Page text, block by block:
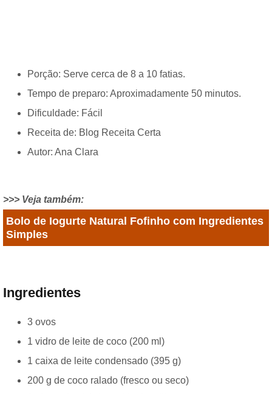
Porção: Serve cerca de 8 a 10 fatias.
Tempo de preparo: Aproximadamente 50 minutos.
Dificuldade: Fácil
Receita de: Blog Receita Certa
Autor: Ana Clara
>>> Veja também:
Bolo de Iogurte Natural Fofinho com Ingredientes
Simples
Ingredientes
3 ovos
1 vidro de leite de coco (200 ml)
1 caixa de leite condensado (395 g)
200 g de coco ralado (fresco ou seco)